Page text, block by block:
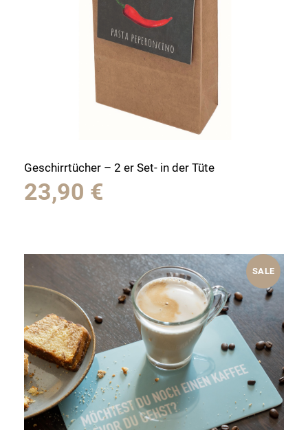
Geschirrtücher – 2 er Set- in der Tüte
23,90 €
SALE